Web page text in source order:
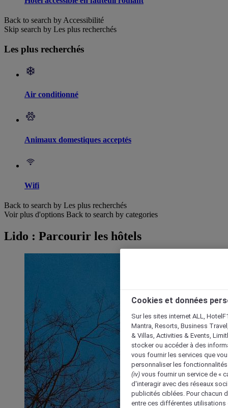
Back to search by Accessibilité
Skip search by Les plus recherchés
Les plus recherchés
Air conditionné
Animaux domestiques acceptés
Wifi
Back to search by Les plus recherchés
Voir plus d'options Back to search by categories
Lido : Parcourir les hôtels
Cookies et données
Sur les sites internet ALL,
Mantra, Resorts, Business
& Villas, Activities & Events,
stocker ou accéder à des
vous fournir les services que
personnaliser les
(iv) vous fournir un service de «
d'interagir avec des réseaux
publicités ciblées. Pour chacun
entre ces différentes utilisations